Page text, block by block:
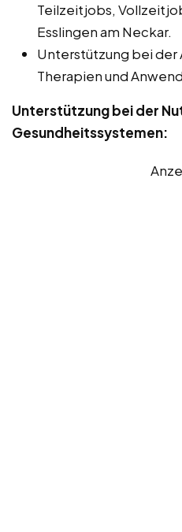
Teilzeitjobs,
Esslingen am Neckar.
Unterstützung bei der
Therapien und
Unterstützung bei der
Gesundheitssystemen: